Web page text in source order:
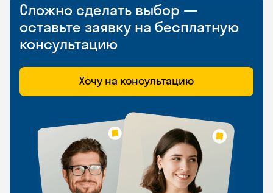
Сложно сделать выбор —
оставьте заявку на бесплатную
консультацию
Хочу на консультацию